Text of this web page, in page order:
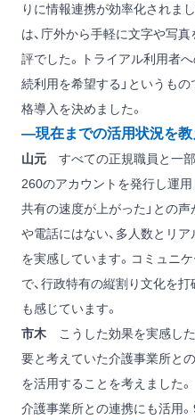
りに情報連携が効率化されま
は、庁外から手軽に文字や写
評でした。トライアル利用者
続利用を希望する」というも
格導入を決めました。
―現在までの活用状況を教
山元 すべての正規職員と一
260のアカウントを発行し運用
共有の速度が上がった」との
や電話にはない、多人数とリ
を実感しています。コミュニ
で、行政特有の縦割り文化を
も感じています。
市木 こうした効果を実感し
要と考えていた介護事業所との
を活用することを考えました。
介護事業所との連携にも活用。